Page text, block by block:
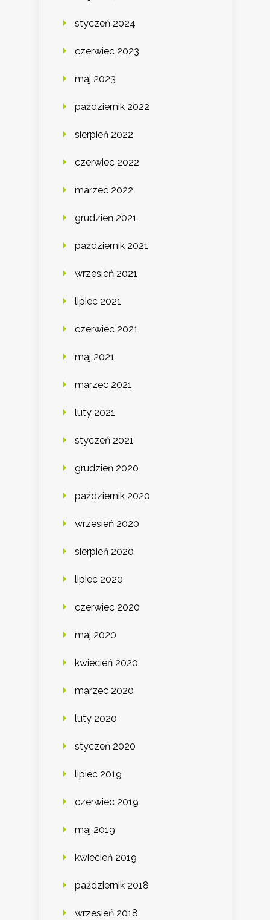
styczeń 2024
czerwiec 2023
maj 2023
październik 2022
sierpień 2022
czerwiec 2022
marzec 2022
grudzień 2021
październik 2021
wrzesień 2021
lipiec 2021
czerwiec 2021
maj 2021
marzec 2021
luty 2021
styczeń 2021
grudzień 2020
październik 2020
wrzesień 2020
sierpień 2020
lipiec 2020
czerwiec 2020
maj 2020
kwiecień 2020
marzec 2020
luty 2020
styczeń 2020
lipiec 2019
czerwiec 2019
maj 2019
kwiecień 2019
październik 2018
wrzesień 2018